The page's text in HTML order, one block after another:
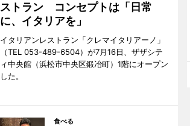
ストラン コンセプトは「日常
に、イタリアを」
イタリアンレストラン「クレマイタリアーノ」
（TEL 053-489-6504）が7月16日、ザザシテ
ィ中央館（浜松市中央区鍛冶町）1階にオープン
した。
食べる